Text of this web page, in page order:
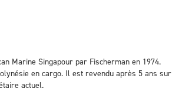
Marine Singapour par Fischerman en 1974.
en cargo. Il est revendu après 5 ans sur
actuel.